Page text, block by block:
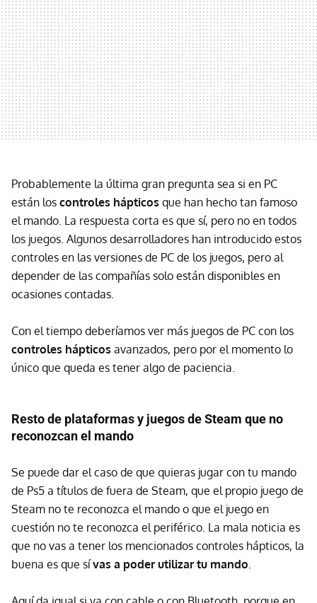
Probablemente la última gran pregunta sea si en PC
están los controles hápticos que han hecho tan famoso
el mando. La respuesta corta es que sí, pero no en todos
los juegos. Algunos desarrolladores han introducido estos
controles en las versiones de PC de los juegos, pero al
depender de las compañías solo están disponibles en
ocasiones contadas.
Con el tiempo deberíamos ver más juegos de PC con los
controles hápticos avanzados, pero por el momento lo
único que queda es tener algo de paciencia.
Resto de plataformas y juegos de Steam que no
reconozcan el mando
Se puede dar el caso de que quieras jugar con tu mando
de Ps5 a títulos de fuera de Steam, que el propio juego de
Steam no te reconozca el mando o que el juego en
cuestión no te reconozca el periférico. La mala noticia es
que no vas a tener los mencionados controles hápticos, la
buena es que sívas a poder utilizar tu mando.